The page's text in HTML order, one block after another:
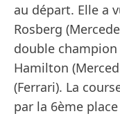
au départ. Elle a
Rosberg
double
Hamilton
(Ferrari). La
par la 6ème